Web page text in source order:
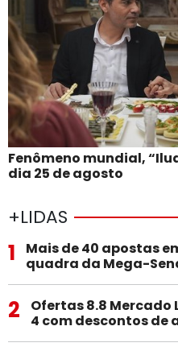
Fenômeno mundial,
dia 25 de agosto
+LIDAS
1
Mais de 40 apostas
quadra da Mega-
2
Ofertas 8.8 Mercado
4 com descontos de